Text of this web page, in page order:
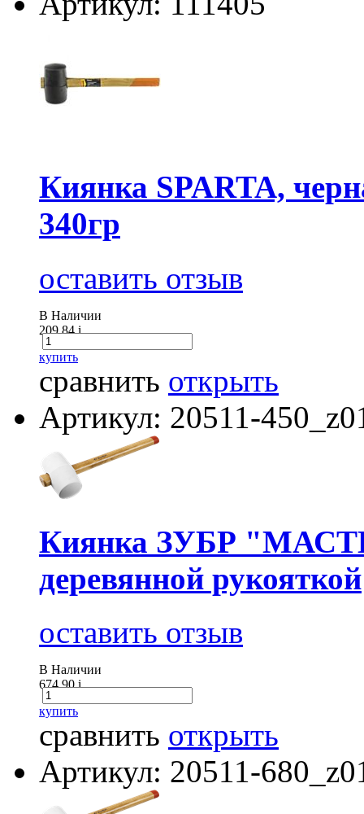
Киянка SPARTA,
340гр
оставить отзыв
В Наличии
209.84i
купить
сравнить открыть
Артикул: 20511-
Киянка ЗУБР
деревянной рукояткой
оставить отзыв
В Наличии
674.90i
купить
сравнить открыть
Артикул: 20511-